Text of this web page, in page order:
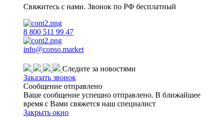
Свяжитесь с нами. Звонок по РФ бесплатный
8 800 511 99 47
info@conso.market
Следите за новостями
Заказать звонок
Сообщение отправлено
Ваше сообщение успешно отправлено. В ближайшее
время с Вами свяжется наш специалист
Закрыть окно